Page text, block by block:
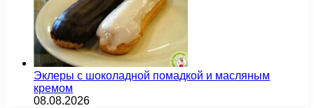
Эклеры с шоколадной помадкой и масляным
кремом
08.08.2026